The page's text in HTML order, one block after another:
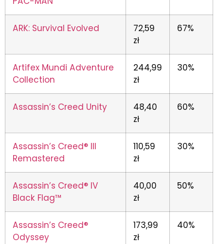
ARK: Survival Evolved
72,59
zł
67%
Artifex Mundi Adventure
Collection
244,99
zł
30%
Assassin’s Creed Unity
48,40
zł
60%
Assassin’s Creed® III
Remastered
110,59
zł
30%
Assassin’s Creed® IV
Black Flag™
40,00
zł
50%
Assassin’s Creed®
Odyssey
173,99
zł
40%